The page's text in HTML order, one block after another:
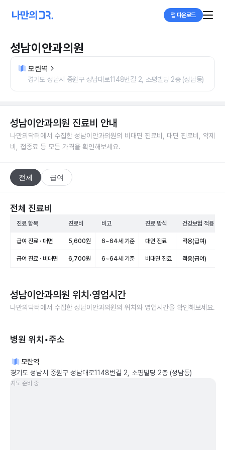
앱 다운로드
성남이안과의원
모란역
경기도 성남시 중원구 성남대로1148번길 2, 소평빌딩 2층 (성남동)
성남이안과의원 진료비 안내
나만의닥터에서 수집한 성남이안과의원의 비대면 진료비, 대면 진료비, 약제
비, 접종료 등 모든 가격을 확인해보세요.
전체 급여
전체 진료비
진료 항목 진료비 비고 진료 방식 건강보험 적용
급여 진료 · 대면 5,600원 6~64세 기준 대면 진료 적용(급여)
급여 진료 · 비대면 6,700원 6~64세 기준 비대면 진료 적용(급여)
성남이안과의원 위치·영업시간
나만의닥터에서 수집한 성남이안과의원의 위치와 영업시간을 확인해보세요.
병원 위치•주소
모란역
경기도 성남시 중원구 성남대로1148번길 2, 소평빌딩 2층 (성남동)
지도 준비 중